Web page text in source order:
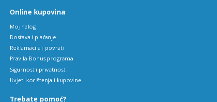
Online kupovina
Moj nalog
Dostava i plaćanje
Reklamacija i povrati
Pravila Bonus programa
Sigurnost i privatnost
Uvjeti korištenja i kupovine
Trebate pomoć?